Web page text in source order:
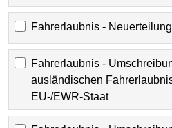
Fahrerlaubnis -
Fahrerlaubnis -
ausländischen
EU-/EWR-Staat